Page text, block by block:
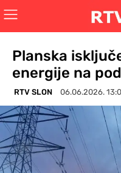
Planska
energije na
RTV SLON 06.06.2026.